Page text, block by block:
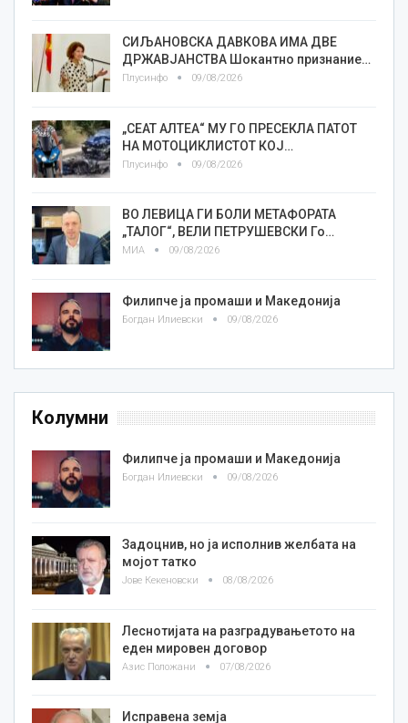
СИЉАНОВСКА ДАВКОВА ИМА ДВЕ
ДРЖАВЈАНСТВА Шокантно признание…
Плусинфо 09/08/2026
„СЕАТ АЛТЕА“ МУ ГО ПРЕСЕКЛА ПАТОТ
НА МОТОЦИКЛИСТОТ КОЈ…
Плусинфо 09/08/2026
ВО ЛЕВИЦА ГИ БОЛИ МЕТАФОРАТА
„ТАЛОГ“, ВЕЛИ ПЕТРУШЕВСКИ Го…
МИА 09/08/2026
Филипче ја промаши и Македонија
Богдан Илиевски 09/08/2026
Колумни
Филипче ја промаши и Македонија
Богдан Илиевски 09/08/2026
Задоцнив, но ја исполнив желбата на
мојот татко
Јове Кекеновски 08/08/2026
Леснотијата на разградувањетото на
еден мировен договор
Азис Положани 07/08/2026
Исправена земја